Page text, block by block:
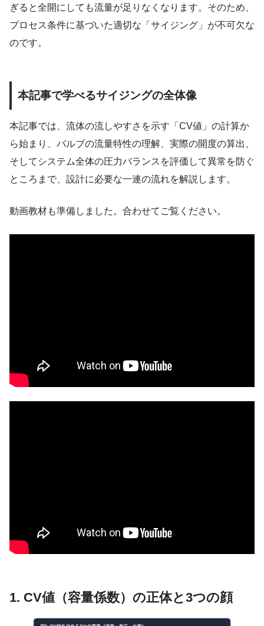
ぎると全開にしても流量が足りなくなります。そのため、
プロセス条件に基づいた適切な「サイジング」が不可欠な
のです。
本記事で学べるサイジングの全体像
本記事では、流体の流しやすさを示す「CV値」の計算か
ら始まり、バルブの流量特性の理解、実際の開度の算出、
そしてシステム全体の圧力バランスを評価して異常を防ぐ
ところまで、設計に必要な一連の流れを解説します。
動画教材も準備しました。合わせてご覧ください。
1. CV値（容量係数）の正体と3つの顔